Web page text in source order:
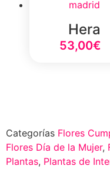
Hera
53,00€
Categorías Flores
Flores Día de la Mujer,
Plantas, Plantas de